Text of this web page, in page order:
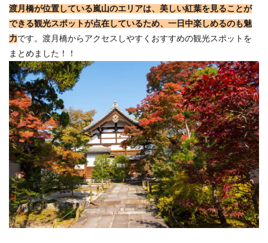
渡月橋が位置している嵐山のエリアは、美しい紅葉を見ることが
できる観光スポットが点在しているため、一日中楽しめるのも魅
力です。渡月橋からアクセスしやすくおすすめの観光スポットを
まとめました！！